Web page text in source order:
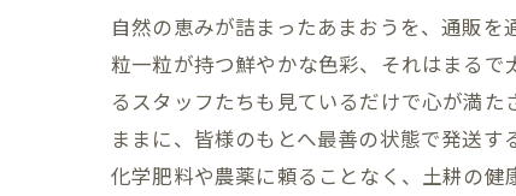
自然の恵みが詰まったあまおうを、通販
粒一粒が持つ鮮やかな色彩、それはまる
るスタッフたちも見ているだけで心が満
ままに、皆様のもとへ最善の状態で発送す
化学肥料や農薬に頼ることなく、土耕の